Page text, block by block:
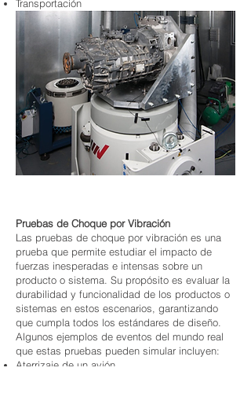
Transportación
Pruebas de Choque por Vibración
Las pruebas de choque por vibración es una
prueba que permite estudiar el impacto de
fuerzas inesperadas e intensas sobre un
producto o sistema. Su propósito es evaluar la
durabilidad y funcionalidad de los productos o
sistemas en estos escenarios, garantizando
que cumpla todos los estándares de diseño.
Algunos ejemplos de eventos del mundo real
que estas pruebas pueden simular incluyen:
Aterrizaje de un avión